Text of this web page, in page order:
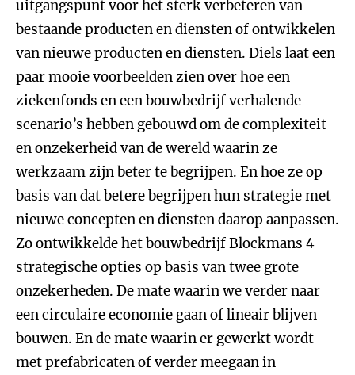
uitgangspunt voor het sterk verbeteren van
bestaande producten en diensten of ontwikkelen
van nieuwe producten en diensten. Diels laat een
paar mooie voorbeelden zien over hoe een
ziekenfonds en een bouwbedrijf verhalende
scenario’s hebben gebouwd om de complexiteit
en onzekerheid van de wereld waarin ze
werkzaam zijn beter te begrijpen. En hoe ze op
basis van dat betere begrijpen hun strategie met
nieuwe concepten en diensten daarop aanpassen.
Zo ontwikkelde het bouwbedrijf Blockmans 4
strategische opties op basis van twee grote
onzekerheden. De mate waarin we verder naar
een circulaire economie gaan of lineair blijven
bouwen. En de mate waarin er gewerkt wordt
met prefabricaten of verder meegaan in